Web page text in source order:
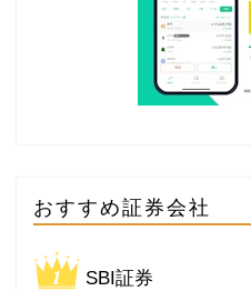
おすすめ証券会社
SBI証券